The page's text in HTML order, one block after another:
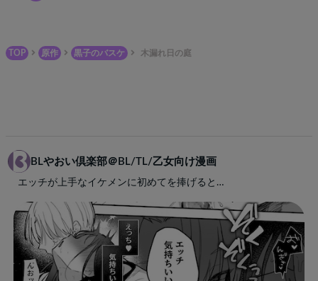
TOP 原作 黒子のバスケ 木漏れ日の庭
BLやおい倶楽部＠BL/TL/乙女向け漫画
エッチが上手なイケメンに初めてを捧げると…